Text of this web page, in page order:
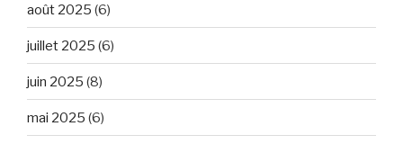
août 2025 (6)
juillet 2025 (6)
juin 2025 (8)
mai 2025 (6)